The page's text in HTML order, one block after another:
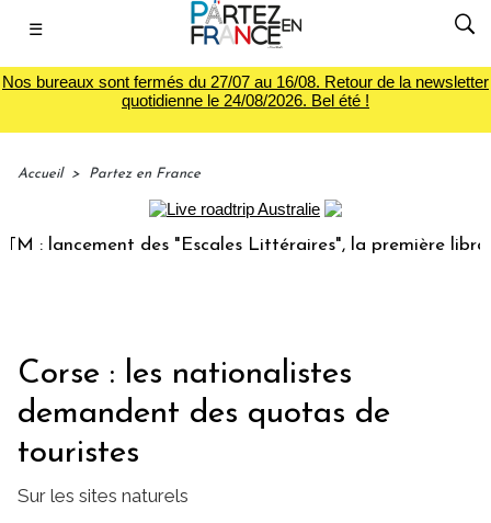
☰
Nos bureaux sont fermés du 27/07 au 16/08. Retour de la newsletter
quotidienne le 24/08/2026. Bel été !
Accueil > Partez en France
lancement des "Escales Littéraires", la première librairie
Corse : les nationalistes
demandent des quotas de
touristes
Sur les sites naturels